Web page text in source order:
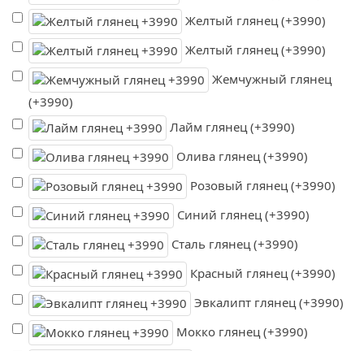
Желтый глянец (+3990)
Желтый глянец (+3990)
Жемчужный глянец
(+3990)
Лайм глянец (+3990)
Олива глянец (+3990)
Розовый глянец (+3990)
Синий глянец (+3990)
Сталь глянец (+3990)
Красный глянец (+3990)
Эвкалипт глянец (+3990)
Мокко глянец (+3990)